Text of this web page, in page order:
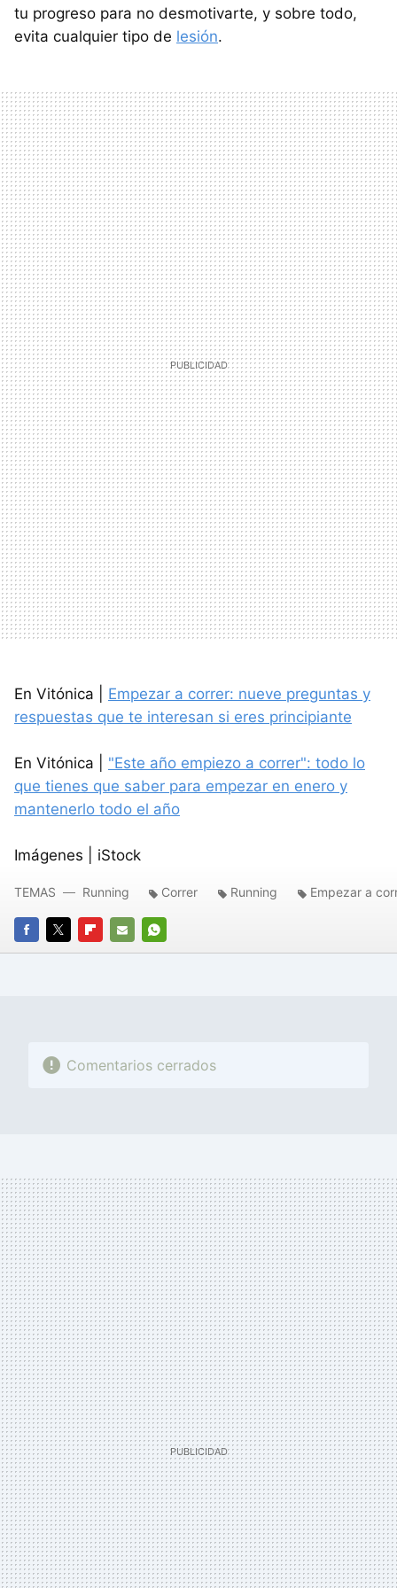
tu progreso para no desmotivarte, y sobre todo,
evita cualquier tipo de lesión.
En Vitónica | Empezar a correr: nueve preguntas y
respuestas que te interesan si eres principiante
En Vitónica | "Este año empiezo a correr": todo lo
que tienes que saber para empezar en enero y
mantenerlo todo el año
Imágenes | iStock
FACEBOOK
TWITTERFLIPBOARD
E-
WHATSAPP
TEMAS Running Correr Running Empezar a
Comentarios cerrados